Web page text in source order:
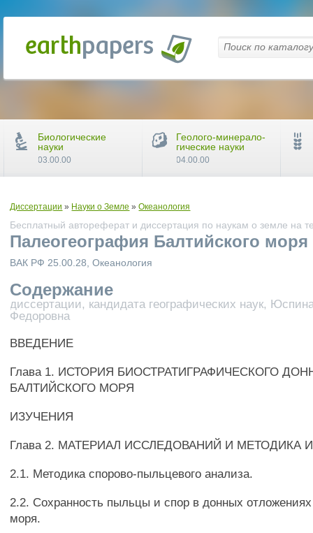
Диссертации » Науки о Земле »Океанология
Бесплатный автореферат и диссертация по наукам о земле на
Палеогеография Балтийского моря
ВАК РФ 25.00.28, Океанология
Содержание
диссертации, кандидата географических наук,
Федоровна
ВВЕДЕНИЕ
Глава 1. ИСТОРИЯ БИОСТРАТИГРАФИЧЕСКОГО
БАЛТИЙСКОГО МОРЯ
ИЗУЧЕНИЯ
Глава 2. МАТЕРИАЛ ИССЛЕДОВАНИЙ И МЕТОДИКА
2.1. Методика спорово-пыльцевого анализа.
2.2. Сохранность пыльцы и спор в донных отложениях
моря.
Биологические
науки
03.00.00
Геолого-минерало-
гические науки
04.00.00